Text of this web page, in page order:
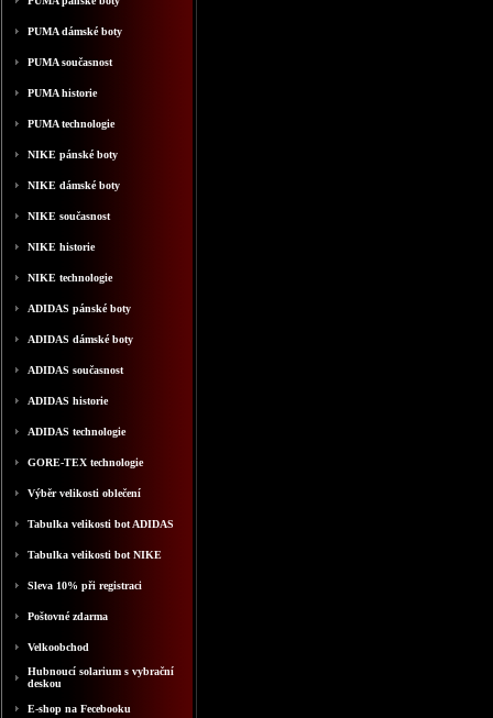
PUMA dámské boty
PUMA současnost
PUMA historie
PUMA technologie
NIKE pánské boty
NIKE dámské boty
NIKE současnost
NIKE historie
NIKE technologie
ADIDAS pánské boty
ADIDAS dámské boty
ADIDAS současnost
ADIDAS historie
ADIDAS technologie
GORE-TEX technologie
Výběr velikosti oblečení
Tabulka velikosti bot ADIDAS
Tabulka velikosti bot NIKE
Sleva 10% při registraci
Poštovné zdarma
Velkoobchod
Hubnoucí solarium s vybrační
deskou
E-shop na Fecebooku